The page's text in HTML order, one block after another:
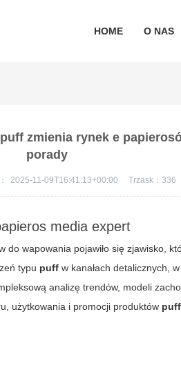
HOME O NAS
zmienia rynek e
porady
2025-11-09T16:41:13+00:00 Trzask：336
media expert
wapowania pojawiło się zjawisko,
typu puff w kanałach detalicznych,
analizę trendów, modeli
użytkowania i promocji produktów puff